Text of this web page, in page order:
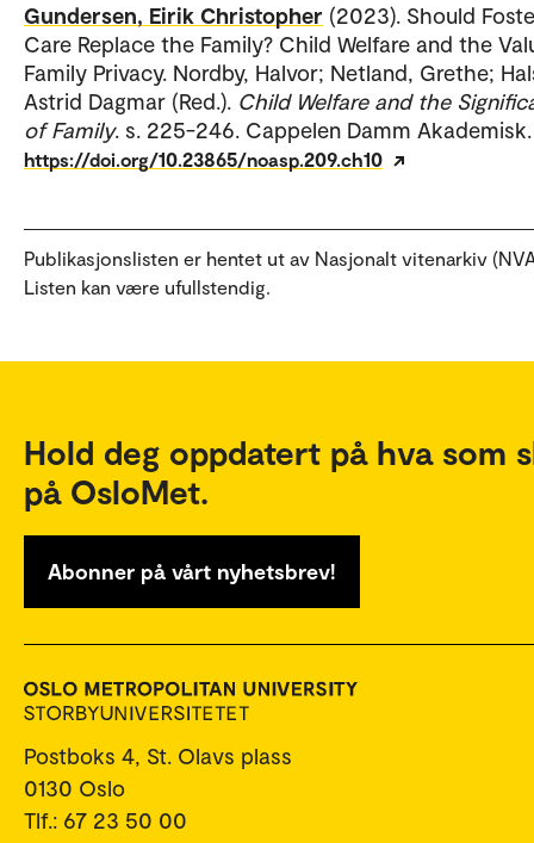
Gundersen, Eirik Christopher (2023). Should
Care Replace the Family? Child Welfare and the
Family Privacy. Nordby, Halvor; Netland, Grethe;
Astrid Dagmar (Red.). Child Welfare and the
of Family. s. 225-246. Cappelen Damm Akademisk.
https://doi.org/10.23865/noasp.209.ch10
Publikasjonslisten er hentet ut av Nasjonalt vitenarkiv
Listen kan være ufullstendig.
Hold deg oppdatert på hva som
på OsloMet.
Abonner på vårt nyhetsbrev!
Postboks 4, St. Olavs plass
0130 Oslo
Tlf.: 67 23 50 00